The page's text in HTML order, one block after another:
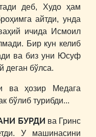
деб, Худо ҳам
айтди, унда
ичида Исмоил
Бир кун келиб
ва биз уни Юсуф
деган бўлса.
ва ҳозир Медага
бўлиб турибди...
БУРДИ ва Гринс
У машинасини